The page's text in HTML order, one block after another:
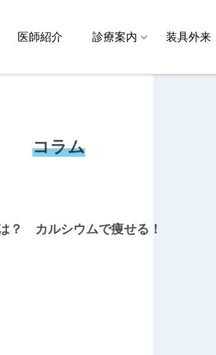
医師紹介 診療案内 装具外来
コラム
？ カルシウムで痩せる！